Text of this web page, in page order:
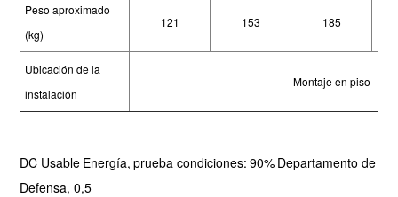
Peso aproximado
(kg)
121 153 185
Ubicación de la
instalación
Montaje en piso
DC Usable Energía, prueba condiciones: 90% Departamento de
Defensa, 0,5